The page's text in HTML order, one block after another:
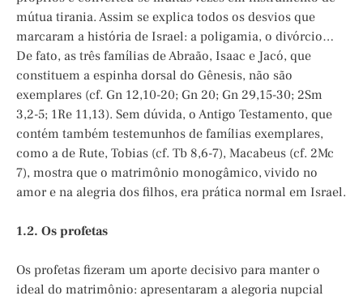
mútua tirania. Assim se explica todos os desvios que
marcaram a história de Israel: a poligamia, o divórcio…
De fato, as três famílias de Abraão, Isaac e Jacó, que
constituem a espinha dorsal do Gênesis, não são
exemplares (cf. Gn 12,10-20; Gn 20; Gn 29,15-30; 2Sm
3,2-5; 1Re 11,13). Sem dúvida, o Antigo Testamento, que
contém também testemunhos de famílias exemplares,
como a de Rute, Tobias (cf. Tb 8,6-7), Macabeus (cf. 2Mc
7), mostra que o matrimônio monogâmico, vivido no
amor e na alegria dos filhos, era prática normal em Israel.
1.2. Os profetas
Os profetas fizeram um aporte decisivo para manter o
ideal do matrimônio: apresentaram a alegoria nupcial